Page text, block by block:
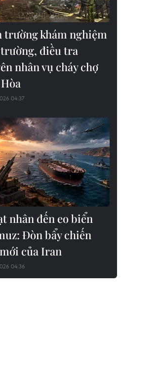
trường khám nghiệm
điều tra
nhân vụ cháy chợ
04:37
nhân đến eo biển
Đòn bẩy chiến
của Iran
04:36